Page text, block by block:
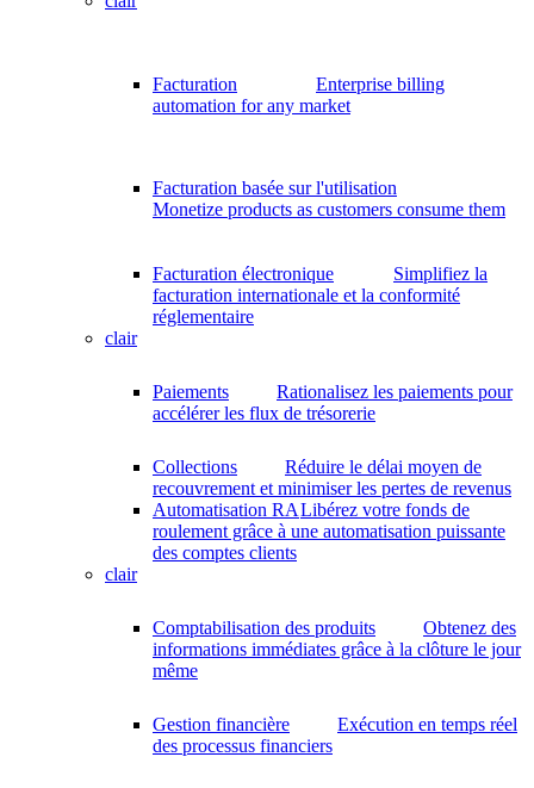
Facturation
Enterprise billing
automation for any market
Facturation basée sur l'utilisation
Monetize products as customers consume them
Facturation électronique
Simplifiez la
facturation internationale et la conformité
réglementaire
clair
Paiements
Rationalisez les paiements pour
accélérer les flux de trésorerie
Collections
Réduire le délai moyen de
recouvrement et minimiser les pertes de revenus
Automatisation RALibérez votre fonds de
roulement grâce à une automatisation puissante
des comptes clients
clair
Comptabilisation des produits
Obtenez des
informations immédiates grâce à la clôture le jour
même
Gestion financière
Exécution en temps réel
des processus financiers